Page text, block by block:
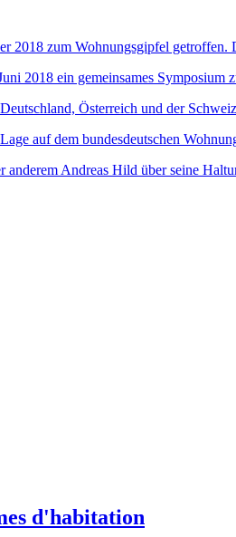
2018 zum Wohnungsgipfel
2018 ein gemeinsames
Österreich und der
auf dem bundesdeutschen
anderem Andreas Hild über seine
d'habitation